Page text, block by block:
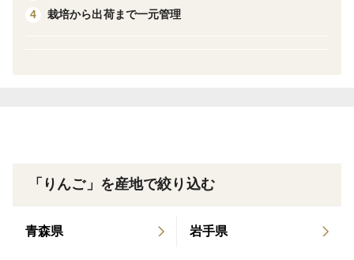
当園では、全期間を通して農薬散布量を300L/10aに統
4
栽培から出荷まで一元管理
「りんご」を産地で絞り込む
青森県 岩手県